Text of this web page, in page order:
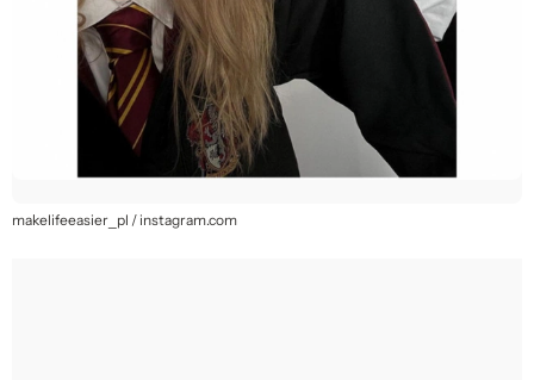
makelifeeasier_pl / instagram.com